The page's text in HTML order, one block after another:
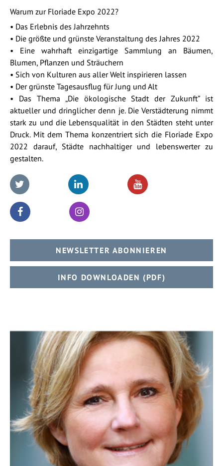
Warum zur Floriade Expo 2022?
• Das Erlebnis des Jahrzehnts
• Die größte und grünste Veranstaltung des Jahres 2022
• Eine wahrhaft einzigartige Sammlung an Bäumen,
Blumen, Pflanzen und Sträuchern
• Sich von Kulturen aus aller Welt inspirieren lassen
• Der grünste Tagesausflug für Jung und Alt
• Das Thema „Die ökologische Stadt der Zukunft” ist
aktueller und dringlicher denn je. Die Verstädterung nimmt
stark zu und die Lebensqualität in den Städten steht unter
Druck. Mit dem Thema konzentriert sich die Floriade Expo
2022 darauf, Städte nachhaltiger und lebenswerter zu
gestalten.
NEWSLETTER ABONNIEREN
INFO DOWNLOADEN (PDF)